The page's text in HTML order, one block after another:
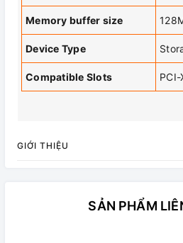
Memory buffer size
Device Type
Compatible Slots
GIỚI THIỆU
SẢN PHẨM